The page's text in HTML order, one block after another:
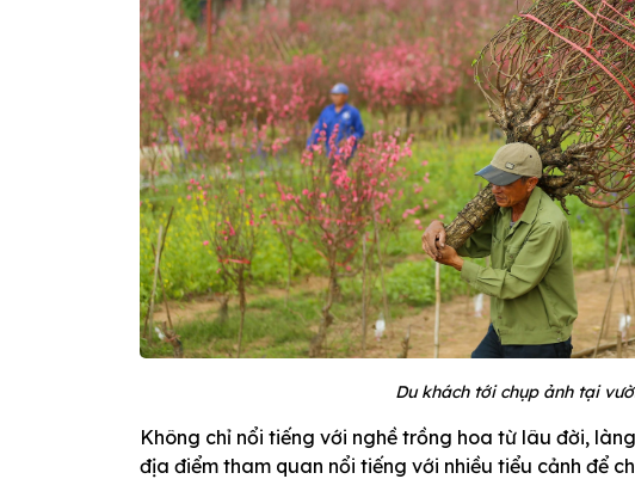
Du khách tới chụp ảnh tại
Không chỉ nổi tiếng với nghề trồng hoa từ lâu đời,
địa điểm tham quan nổi tiếng với nhiều tiểu cảnh để